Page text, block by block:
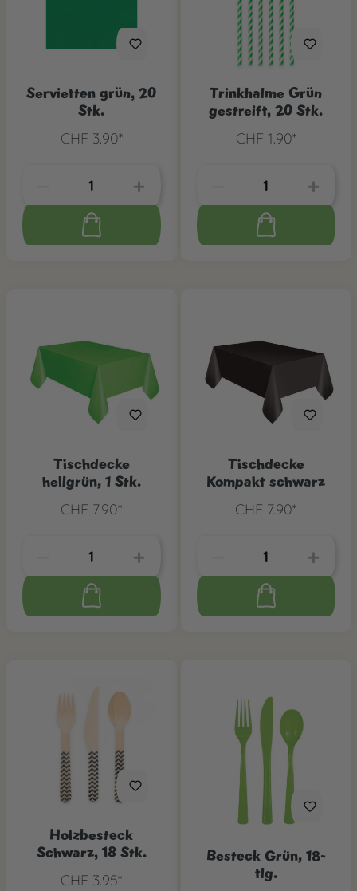
Servietten grün, 20
Stk.
CHF 3.90*
Trinkhalme Grün
gestreift, 20 Stk.
CHF 1.90*
Tischdecke
hellgrün, 1 Stk.
CHF 7.90*
Tischdecke
Kompakt schwarz
CHF 7.90*
Holzbesteck
Schwarz, 18 Stk.
CHF 3.95*
Besteck Grün, 18-
tlg.